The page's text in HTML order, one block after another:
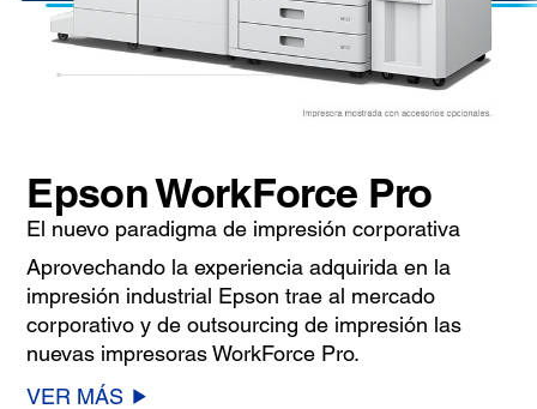
Epson WorkForce Pro
El nuevo paradigma de impresión corporativa
Aprovechando la experiencia adquirida en la
impresión industrial Epson trae al mercado
corporativo y de outsourcing de impresión las
nuevas impresoras WorkForce Pro.
VER MÁS